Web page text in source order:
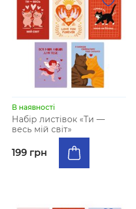
В наявності
Набір листівок «Ти —
весь мій світ»
199 грн